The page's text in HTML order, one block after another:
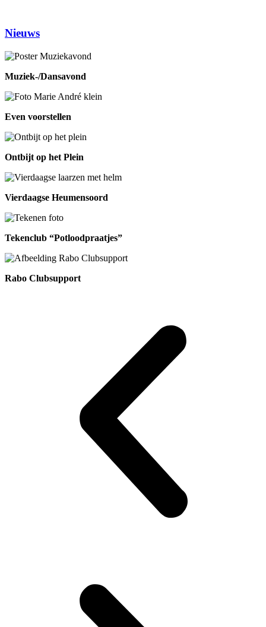
Nieuws
Muziek-/Dansavond
Even voorstellen
Ontbijt op het Plein
Vierdaagse Heumensoord
Tekenclub “Potloodpraatjes”
Rabo Clubsupport